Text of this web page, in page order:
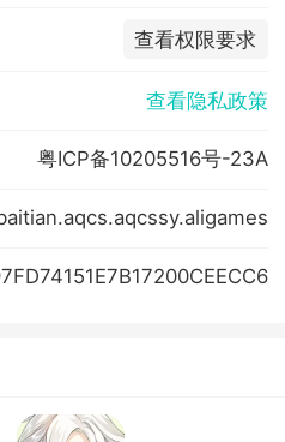
查看权限要求
查看隐私政策
粤ICP备10205516号-23A